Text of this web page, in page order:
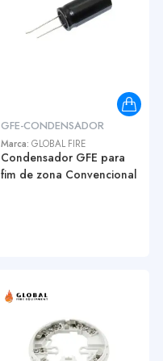
GFE-CONDENSADOR
Marca: GLOBAL FIRE
Condensador GFE para
fim de zona Convencional